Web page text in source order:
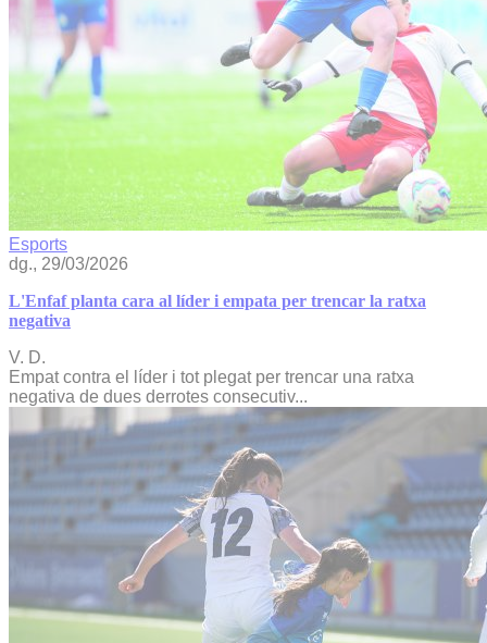
Esports
dg., 29/03/2026
L'Enfaf planta cara al líder i empata per trencar la ratxa
negativa
V. D.
Empat contra el líder i tot plegat per trencar una ratxa
negativa de dues derrotes consecutiv...